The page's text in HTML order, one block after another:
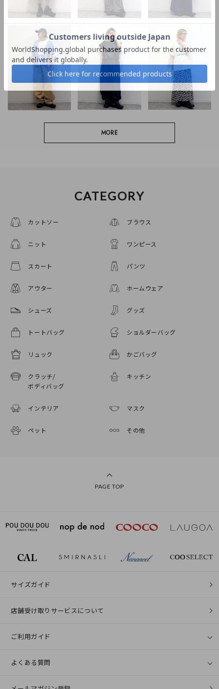
MORE
CATEGORY
カットソー ブラウス
ニット ワンピース
スカート パンツ
アウター ホームウェア
シューズ グッズ
トートバッグ ショルダーバッグ
リュック かごバッグ
クラッチ/
ボディバッグ
キッチン
インテリア マスク
ペット その他
PAGE TOP
サイズガイド
店舗受け取りサービスについて
ご利用ガイド
よくある質問